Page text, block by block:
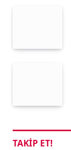
TAKIP ET!